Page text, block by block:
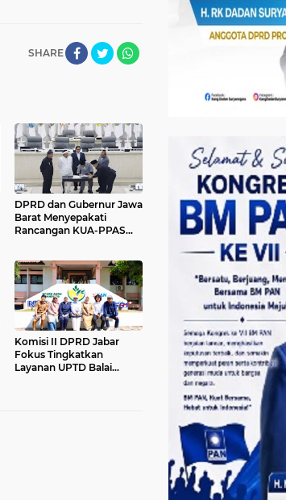
SHARE
DPRD dan Gubernur Jawa
Barat Menyepakati
Rancangan KUA-PPAS
Komisi II DPRD Jabar
Fokus Tingkatkan
Layanan UPTD Balai